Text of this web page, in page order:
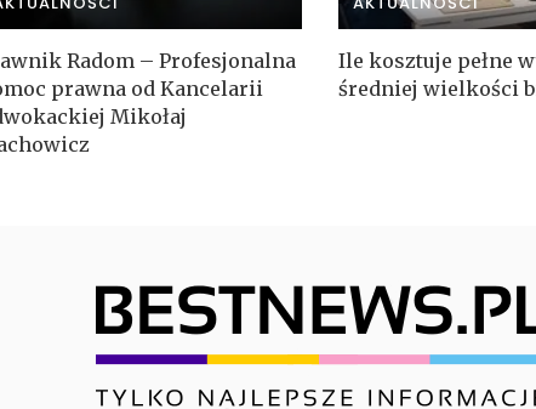
Radom – Profesjonalna
prawna od Kancelarii
Mikołaj
Ile kosztuje pełne
średniej wielkości